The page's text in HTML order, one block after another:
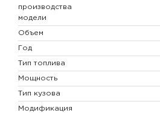
производства
модели
Объем
Год
Тип топлива
Мощность
Тип кузова
Модификация